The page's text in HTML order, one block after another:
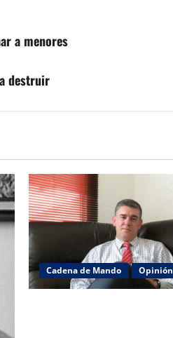
a menores
destruir
Cadena de Mando Opinión